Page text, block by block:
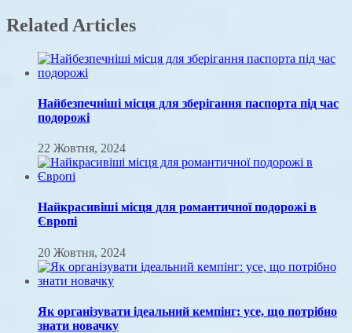
Related Articles
Найбезпечніші місця для зберігання паспорта під час
подорожі
22 Жовтня, 2024
Найкрасивіші місця для романтичної подорожі в
Європі
20 Жовтня, 2024
Як організувати ідеальний кемпінг: усе, що потрібно
знати новачку